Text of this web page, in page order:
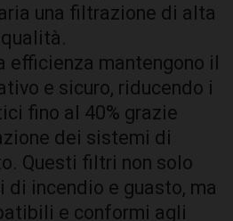
una filtrazione di alta
qualità.
efficienza mantengono il
e sicuro, riducendo i
fino al 40% grazie
dei sistemi di
Questi filtri non solo
di incendio e guasto, ma
e conformi agli